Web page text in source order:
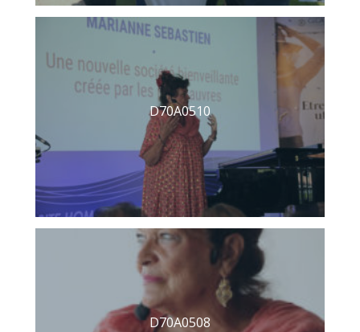
D70A0510
D70A0508